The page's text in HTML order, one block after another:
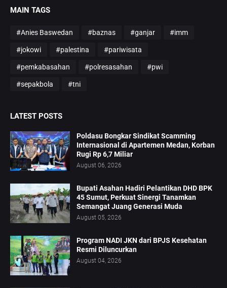
MAIN TAGS
#Anies Baswedan #baznas #ganjar #imm
#jokowi #palestina #pariwisata
#pemkabasahan #polresasahan #pwi
#sepakbola #tni
LATEST POSTS
Poldasu Bongkar Sindikat Scamming
Internasional di Apartemen Medan, Korban
Rugi Rp 6,7 Miliar
August 06, 2026
Bupati Asahan Hadiri Pelantikan DHD BPK
45 Sumut, Perkuat Sinergi Tanamkan
Semangat Juang Generasi Muda
August 05, 2026
Program NADI JKN dari BPJS Kesehatan
Resmi Diluncurkan
August 04, 2026